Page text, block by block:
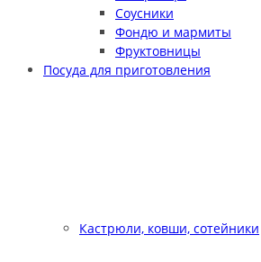
Соусники
Фондю и мармиты
Фруктовницы
Посуда для приготовления
Кастрюли, ковши, сотейники